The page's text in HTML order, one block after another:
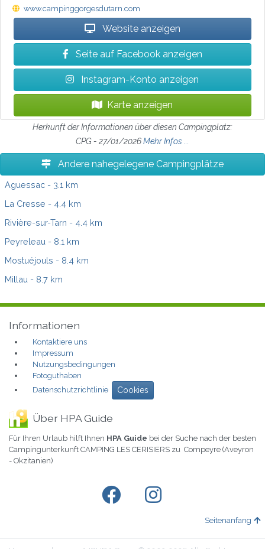
www.campinggorgesdutarn.com
Website anzeigen
Seite auf Facebook anzeigen
Instagram-Konto anzeigen
Karte anzeigen
Herkunft der Informationen über diesen Campingplatz:
CPG - 27/01/2026Mehr Infos ...
Andere nahegelegene Campingplätze
Aguessac - 3.1 km
La Cresse - 4.4 km
Rivière-sur-Tarn - 4.4 km
Peyreleau - 8.1 km
Mostuéjouls - 8.4 km
Millau - 8.7 km
Informationen
Kontaktiere uns
Impressum
Nutzungsbedingungen
Fotoguthaben
Datenschutzrichtlinie
Cookies
Über HPA Guide
Für Ihren Urlaub hilft Ihnen HPA Guide bei der Suche nach der besten
Campingunterkunft CAMPING LES CERISIERS zu Compeyre (Aveyron
- Okzitanien)
Seitenanfang